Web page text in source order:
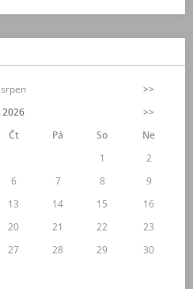
srpen
>>
2026
>>
Čt Pá So
Ne
1
2
6 7 8
9
13 14 15
16
20 21 22
23
27 28 29
30